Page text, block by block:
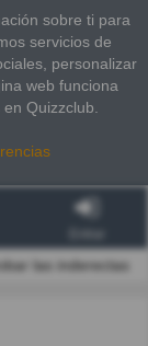
sobre ti para
servicios de
personalizar
web funciona
Quizzclub.
las inderectas